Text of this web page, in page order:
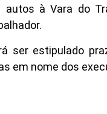
autos à Vara do
ser estipulado
em nome dos